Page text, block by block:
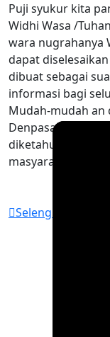
Puji syukur kita
Widhi Wasa /
wara nugrahanya
dapat
dibuat sebagai
informasi bagi
Mudah-mudah an
Denpasar ,
diketahui dan bisa
masyarakat pada
Selengkapnya